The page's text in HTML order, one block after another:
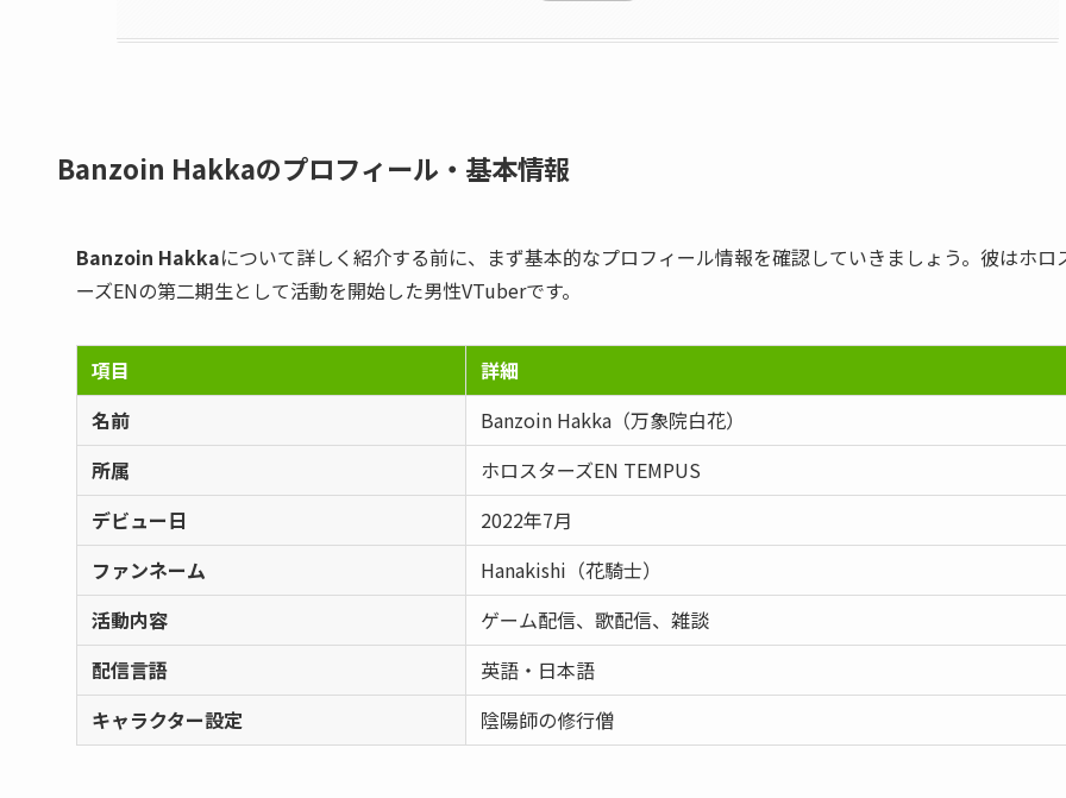
Banzoin Hakkaのプロフィール・基本情報
Banzoin Hakkaについて詳しく紹介する前に、まず基本的なプロフィール情報を確認していきましょう。彼はホロ
ーズENの第二期生として活動を開始した男性VTuberです。
項目
詳細
名前
Banzoin Hakka（万象院白花）
所属
ホロスターズEN TEMPUS
デビュー日
2022年7月
ファンネーム
Hanakishi（花騎士）
活動内容
ゲーム配信、歌配信、雑談
配信言語
英語・日本語
キャラクター設定
陰陽師の修行僧